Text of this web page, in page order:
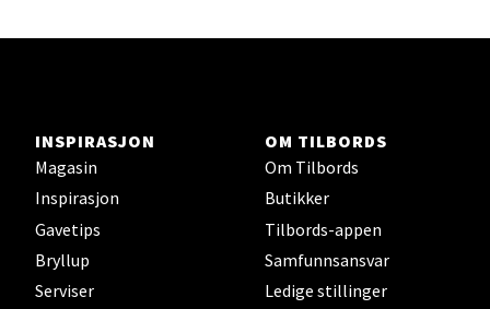
INSPIRASJON
Magasin
Inspirasjon
Gavetips
Bryllup
Serviser
OM TILBORDS
Om Tilbords
Butikker
Tilbords-appen
Samfunnsansvar
Ledige stillinger
Ski Storsenter, Jernbanesvingen 6, 1400 Ski
0 i butikk